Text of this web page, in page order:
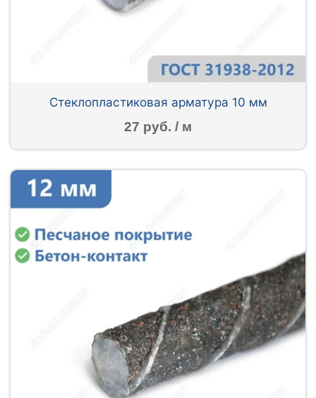
Стеклопластиковая арматура 10 мм
27 руб. / м